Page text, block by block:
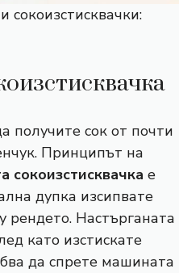
сокоизстисквачки:
получите сок от почти
Принципът на
сокоизстисквачка е
дупка изсипвате
рендето. Настърганата
като изстискате
да спрете машината